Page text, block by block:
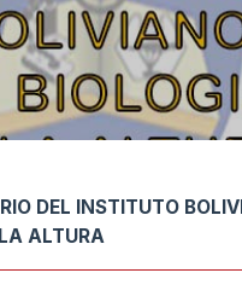
DEL INSTITUTO
ALTURA